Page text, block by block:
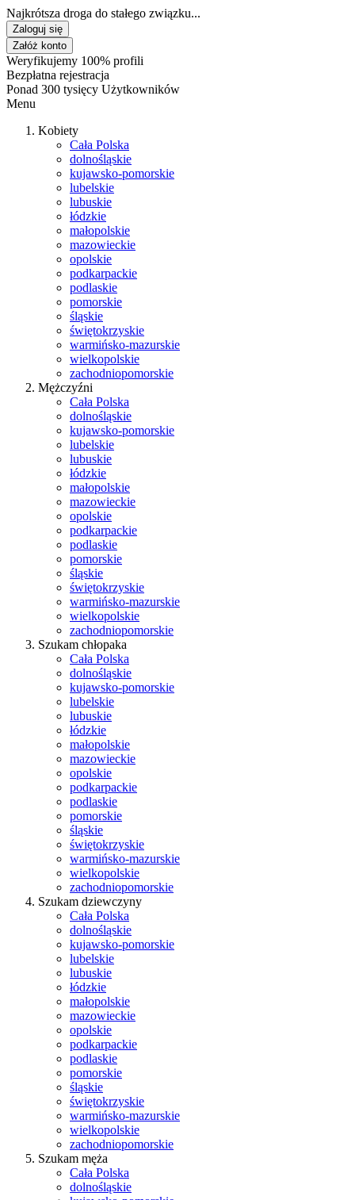
Najkrótsza droga do stałego związku...
Zaloguj się
Załóż konto
Weryfikujemy 100% profili
Bezpłatna rejestracja
Ponad 300 tysięcy Użytkowników
Menu
Kobiety
Cała Polska
dolnośląskie
kujawsko-pomorskie
lubelskie
lubuskie
łódzkie
małopolskie
mazowieckie
opolskie
podkarpackie
podlaskie
pomorskie
śląskie
świętokrzyskie
warmińsko-mazurskie
wielkopolskie
zachodniopomorskie
Mężczyźni
Cała Polska
dolnośląskie
kujawsko-pomorskie
lubelskie
lubuskie
łódzkie
małopolskie
mazowieckie
opolskie
podkarpackie
podlaskie
pomorskie
śląskie
świętokrzyskie
warmińsko-mazurskie
wielkopolskie
zachodniopomorskie
Szukam chłopaka
Cała Polska
dolnośląskie
kujawsko-pomorskie
lubelskie
lubuskie
łódzkie
małopolskie
mazowieckie
opolskie
podkarpackie
podlaskie
pomorskie
śląskie
świętokrzyskie
warmińsko-mazurskie
wielkopolskie
zachodniopomorskie
Szukam dziewczyny
Cała Polska
dolnośląskie
kujawsko-pomorskie
lubelskie
lubuskie
łódzkie
małopolskie
mazowieckie
opolskie
podkarpackie
podlaskie
pomorskie
śląskie
świętokrzyskie
warmińsko-mazurskie
wielkopolskie
zachodniopomorskie
Szukam męża
Cała Polska
dolnośląskie